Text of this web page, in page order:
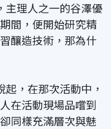
主理人之一的谷澤優
間，便開始研究精
釀造技術，那為什
，在那次活動中，
在活動現場品嚐到
同樣充滿層次與魅